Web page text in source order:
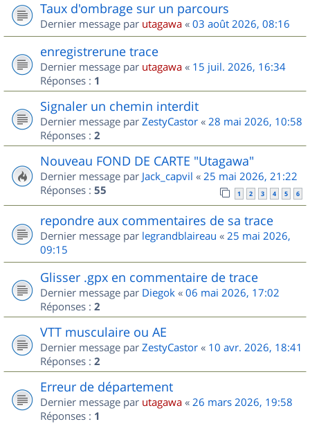
Taux d'ombrage sur un parcours
Dernier message par utagawa « 03 août 2026, 08:16
enregistrerune trace
Dernier message par utagawa « 15 juil. 2026, 16:34
Réponses : 1
Signaler un chemin interdit
Dernier message par ZestyCastor « 28 mai 2026, 10:58
Réponses : 2
Nouveau FOND DE CARTE "Utagawa"
Dernier message par Jack_capvil « 25 mai 2026, 21:22
Réponses : 55 1 2 3 4 5 6
repondre aux commentaires de sa trace
Dernier message par legrandblaireau « 25 mai 2026,
09:15
Glisser .gpx en commentaire de trace
Dernier message par Diegok « 06 mai 2026, 17:02
Réponses : 2
VTT musculaire ou AE
Dernier message par ZestyCastor « 10 avr. 2026, 18:41
Réponses : 2
Erreur de département
Dernier message par utagawa « 26 mars 2026, 19:58
Réponses : 1